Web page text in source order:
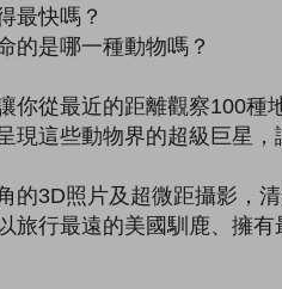
最快嗎？
的是哪一種動物嗎？
你從最近的距離觀察100
現這些動物界的超級巨星
的3D照片及超微距攝影，
旅行最遠的美國馴鹿、擁